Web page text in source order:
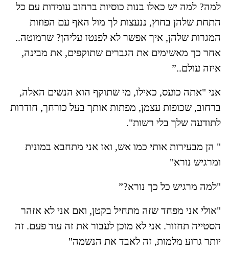
למה? למה יש כאלו בנות כוסיות ברחוב עומדות עם כל
התחת שלהן בחוץ, ננעצות לך מול האף עם הפוזות
המגרות שלהן, איך אפשר לא לפנטז עליהן? שרמוטה..
אחר כך מאשימים את הגברים שתוקפים, את מבינה,
איזה עולם..”
אני "אתה כועס, כאילו, מי שתוקף הוא הנשים האלה,
ברחוב, שכופות עצמן, מפתות אותך בעל כורחך, חודרות
לתודעה שלך בלי רשות".
" הן מבעירות אותי כמו אש, ואז אני מתחבא במונית
ומרגיש נורא"
"למה מרגיש כל כך נורא?”
"אולי אני מפחד שזה מתחיל בקטן, ואם אני לא אזהר
הסטייה תחזור. אני לא מוכן לעבור את זה עוד פעם. זה
יותר גרוע מלמות, זה לאבד את הנשמה"